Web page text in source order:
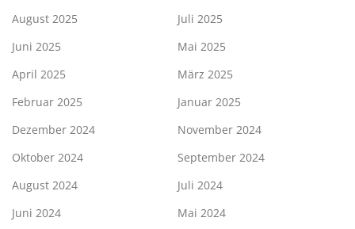
August 2025
Juli 2025
Juni 2025
Mai 2025
April 2025
März 2025
Februar 2025
Januar 2025
Dezember 2024
November 2024
Oktober 2024
September 2024
August 2024
Juli 2024
Juni 2024
Mai 2024